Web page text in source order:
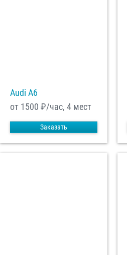
Audi A6
от 1500 ₽/час, 4 мест
Заказать